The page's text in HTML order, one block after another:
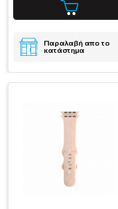
Παραλαβή απο το
κατάστημα